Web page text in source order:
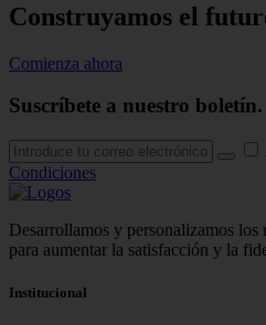
Construyamos el
Comienza ahora
Suscríbete a nuestro boletín.
Condiciones
Desarrollamos y personalizamos los
para aumentar la satisfacción y la
Institucional